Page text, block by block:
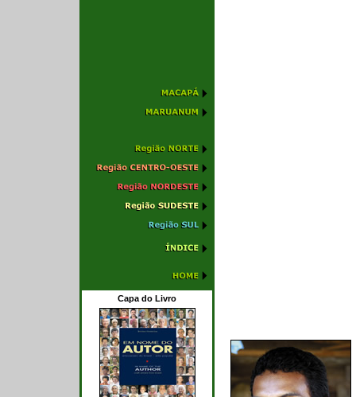
Capa do Livro